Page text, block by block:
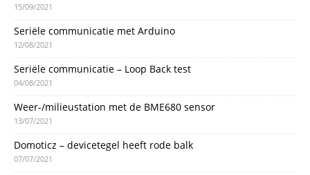
15/09/2021
Seriële communicatie met Arduino
12/08/2021
Seriële communicatie – Loop Back test
04/08/2021
Weer-/milieustation met de BME680 sensor
13/07/2021
Domoticz – devicetegel heeft rode balk
07/07/2021